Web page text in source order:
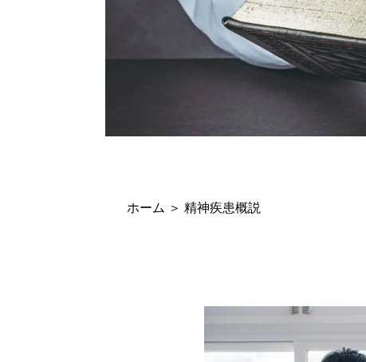
ホーム ＞ 精神疾患概説